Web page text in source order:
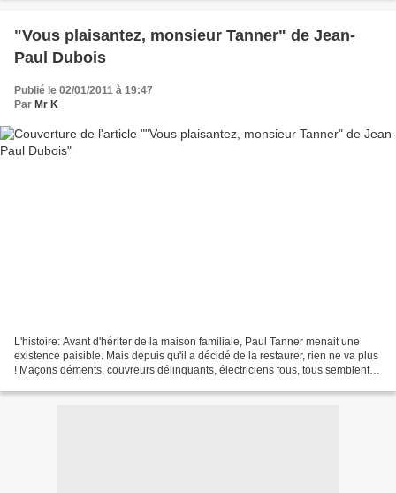
"Vous plaisantez, monsieur Tanner" de Jean-
Paul Dubois
Publié le 02/01/2011 à 19:47
Par Mr K
L'histoire: Avant d'hériter de la maison familiale, Paul Tanner menait une
existence paisible. Mais depuis qu'il a décidé de la restaurer, rien ne va plus
! Maçons déments, couvreurs délinquants, électriciens fous, tous semblent